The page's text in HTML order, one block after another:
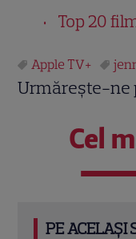
Top 20
Apple TV+
Urmărește-ne
Cel
PE ACELAȘI